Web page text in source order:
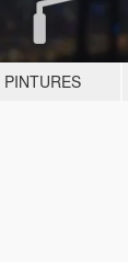
PINTURES